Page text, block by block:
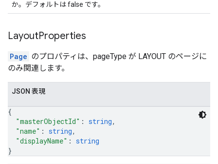
か。デフォルトは false です。
LayoutProperties
Page のプロパティは、pageType が LAYOUT のページに
のみ関連します。
JSON 表現
{
"masterObjectId" : string,
"name" : string,
"displayName" : string
}